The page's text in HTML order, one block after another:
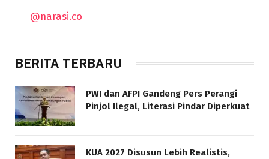
@narasi.co
BERITA TERBARU
PWI dan AFPI Gandeng Pers Perangi
Pinjol Ilegal, Literasi Pindar Diperkuat
KUA 2027 Disusun Lebih Realistis,